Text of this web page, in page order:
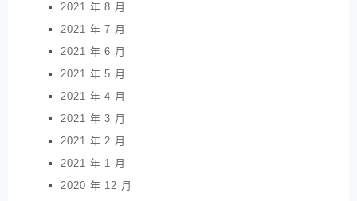
2021 年 8 月
2021 年 7 月
2021 年 6 月
2021 年 5 月
2021 年 4 月
2021 年 3 月
2021 年 2 月
2021 年 1 月
2020 年 12 月